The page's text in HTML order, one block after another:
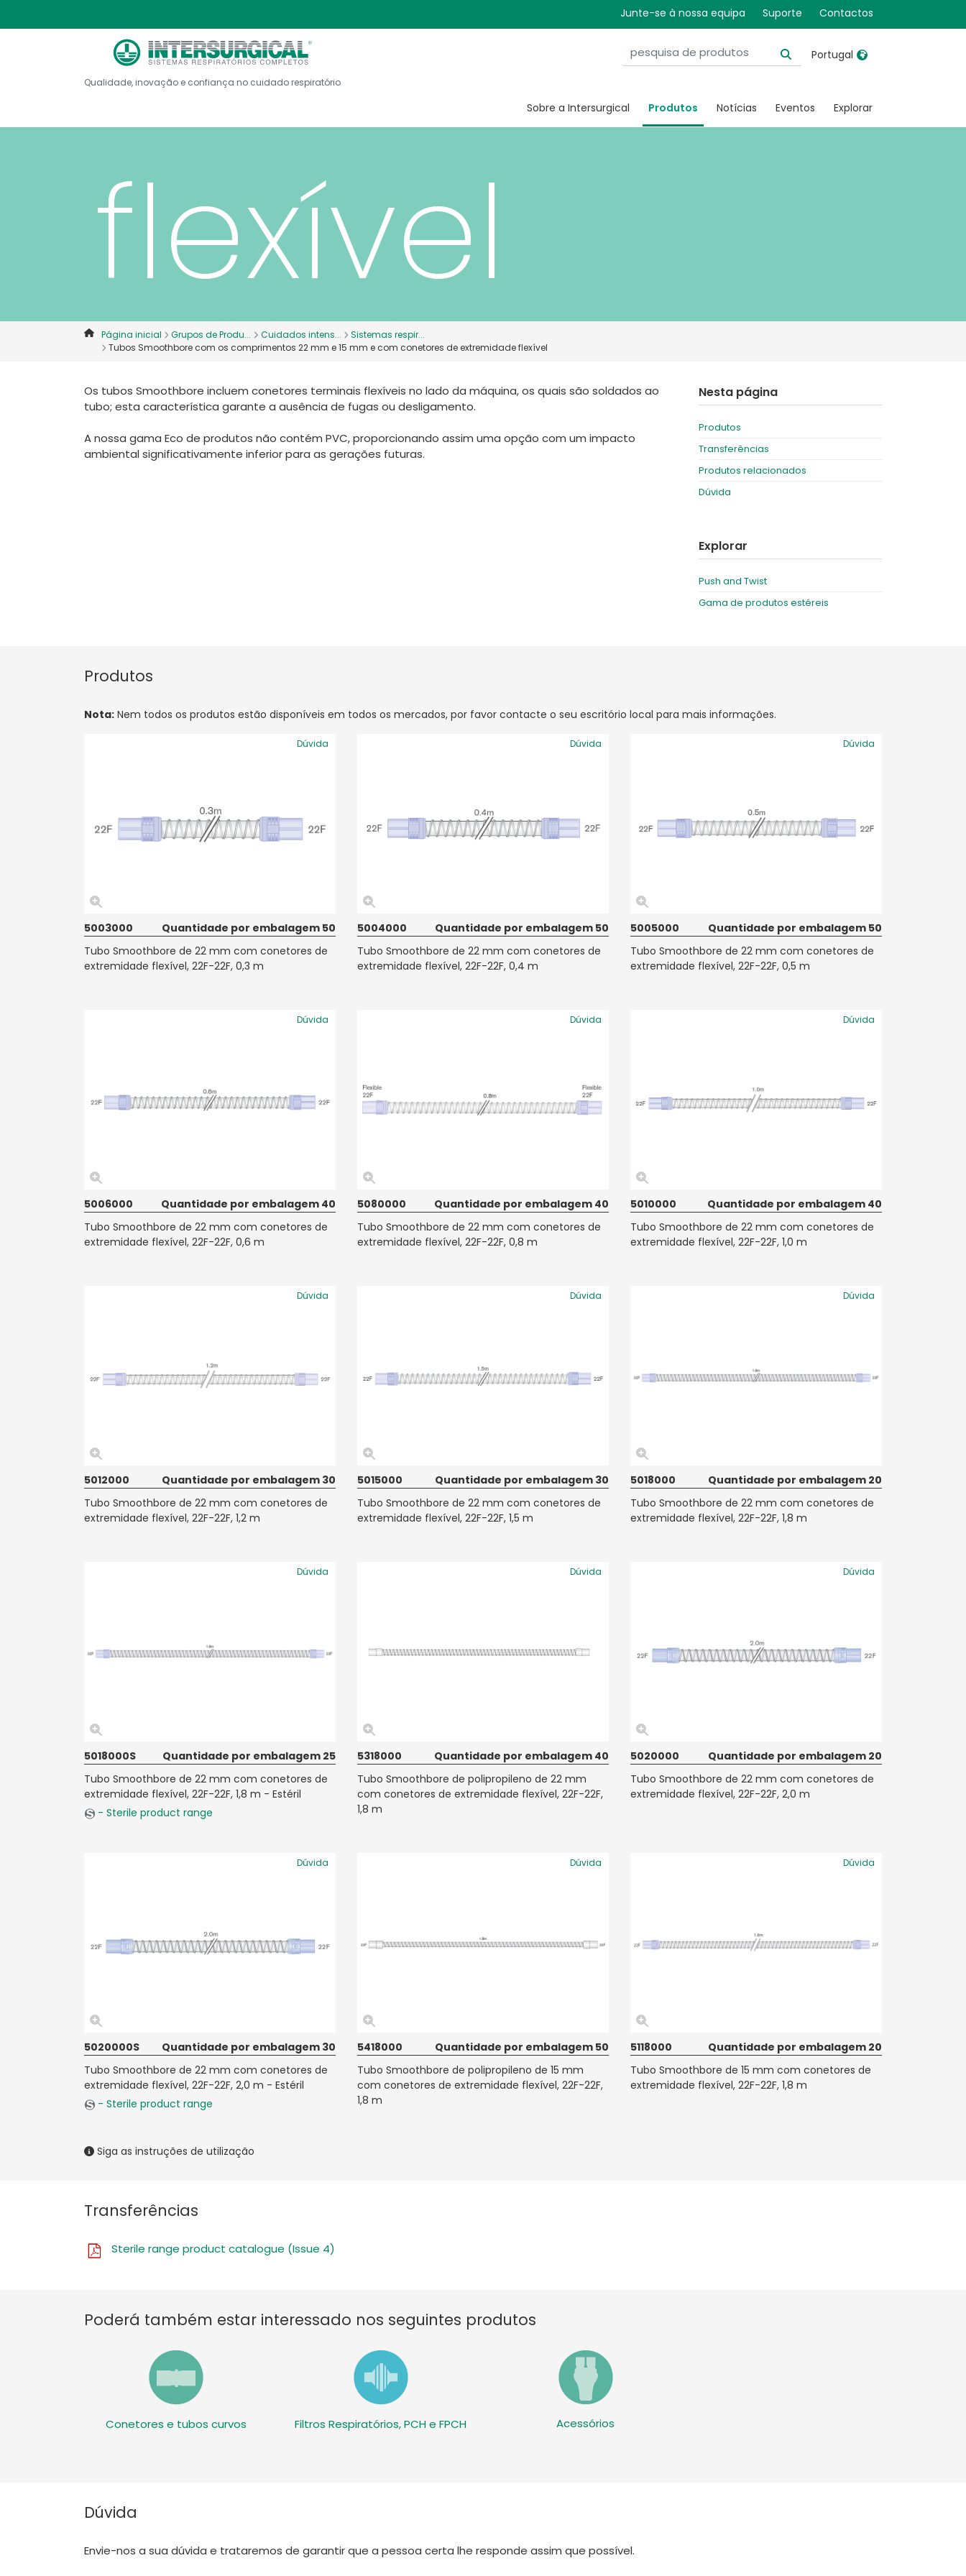
Junte-se à nossa equipa Suporte Contactos
Qualidade, inovação e confiança no cuidado respiratório
Portugal
United States
Denmark
France
Italia
Russia
Sobre a Intersurgical Produtos Notícias Eventos Explorar
extremidade
flexível
Página inicial Grupos de Produ... Cuidados intens...
Sistemas respir...
Tubos Smoothbore com os comprimentos 22 mm e 15 mm e com conetores de extremidade flexível
Os tubos Smoothbore incluem conetores terminais flexíveis no lado da máquina, os quais são soldados ao
tubo; esta característica garante a ausência de fugas ou desligamento.
A nossa gama Eco de produtos não contém PVC, proporcionando assim uma opção com um impacto
ambiental significativamente inferior para as gerações futuras.
Nesta página
Produtos
Transferências
Produtos relacionados
Dúvida
Explorar
Push and Twist
Gama de produtos estéreis
Produtos
Nota: Nem todos os produtos estão disponíveis em todos os mercados, por favor contacte o seu escritório local para mais informações.
Dúvida
5003000
Quantidade por embalagem 50
Tubo Smoothbore de 22 mm com conetores de
extremidade flexível, 22F-22F, 0,3 m
Dúvida
5004000
Quantidade por embalagem 50
Tubo Smoothbore de 22 mm com conetores de
extremidade flexível, 22F-22F, 0,4 m
Dúvida
5005000
Quantidade por embalagem 50
Tubo Smoothbore de 22 mm com conetores de
extremidade flexível, 22F-22F, 0,5 m
Dúvida
5006000
Quantidade por embalagem 40
Tubo Smoothbore de 22 mm com conetores de
extremidade flexível, 22F-22F, 0,6 m
Dúvida
5080000
Quantidade por embalagem 40
Tubo Smoothbore de 22 mm com conetores de
extremidade flexível, 22F-22F, 0,8 m
Dúvida
5010000
Quantidade por embalagem 40
Tubo Smoothbore de 22 mm com conetores de
extremidade flexível, 22F-22F, 1,0 m
Dúvida
5012000
Quantidade por embalagem 30
Tubo Smoothbore de 22 mm com conetores de
extremidade flexível, 22F-22F, 1,2 m
Dúvida
5015000
Quantidade por embalagem 30
Tubo Smoothbore de 22 mm com conetores de
extremidade flexível, 22F-22F, 1,5 m
Dúvida
5018000
Quantidade por embalagem 20
Tubo Smoothbore de 22 mm com conetores de
extremidade flexível, 22F-22F, 1,8 m
Dúvida
5018000S
Quantidade por embalagem 25
Tubo Smoothbore de 22 mm com conetores de
extremidade flexível, 22F-22F, 1,8 m - Estéril
- Sterile product range
Dúvida
5318000
Quantidade por embalagem 40
Tubo Smoothbore de polipropileno de 22 mm
com conetores de extremidade flexível, 22F-22F,
1,8 m
Dúvida
5020000
Quantidade por embalagem 20
Tubo Smoothbore de 22 mm com conetores de
extremidade flexível, 22F-22F, 2,0 m
Dúvida
5020000S
Quantidade por embalagem 30
Tubo Smoothbore de 22 mm com conetores de
extremidade flexível, 22F-22F, 2,0 m - Estéril
- Sterile product range
Dúvida
5418000
Quantidade por embalagem 50
Tubo Smoothbore de polipropileno de 15 mm
com conetores de extremidade flexível, 22F-22F,
1,8 m
Dúvida
5118000
Quantidade por embalagem 20
Tubo Smoothbore de 15 mm com conetores de
extremidade flexível, 22F-22F, 1,8 m
Siga as instruções de utilização
Transferências
Sterile range product catalogue (Issue 4)
Poderá também estar interessado nos seguintes produtos
Conetores e tubos curvos Filtros Respiratórios, PCH e FPCH Acessórios
Dúvida
Envie-nos a sua dúvida e trataremos de garantir que a pessoa certa lhe responde assim que possível.